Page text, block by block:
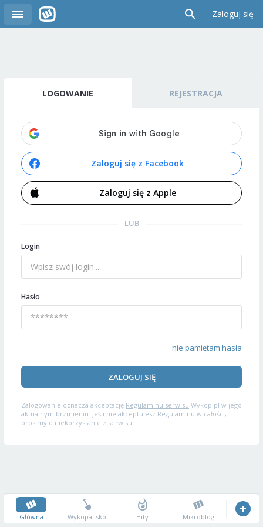
Zaloguj się
LOGOWANIE REJESTRACJA
Zaloguj się z Facebook
Zaloguj się z Apple
LUB
Login
Hasło
nie pamiętam hasła
ZALOGUJ SIĘ
Zalogowanie oznacza akceptację Regulaminu serwisu Wykop.pl w jego
aktualnym brzmieniu. Jeśli nie akceptujesz Regulaminu w całości,
prosimy o niekorzystanie z serwisu.
Główna Wykopalisko Hity Mikroblog